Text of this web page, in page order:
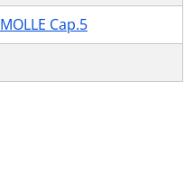
MOLLE Cap.5